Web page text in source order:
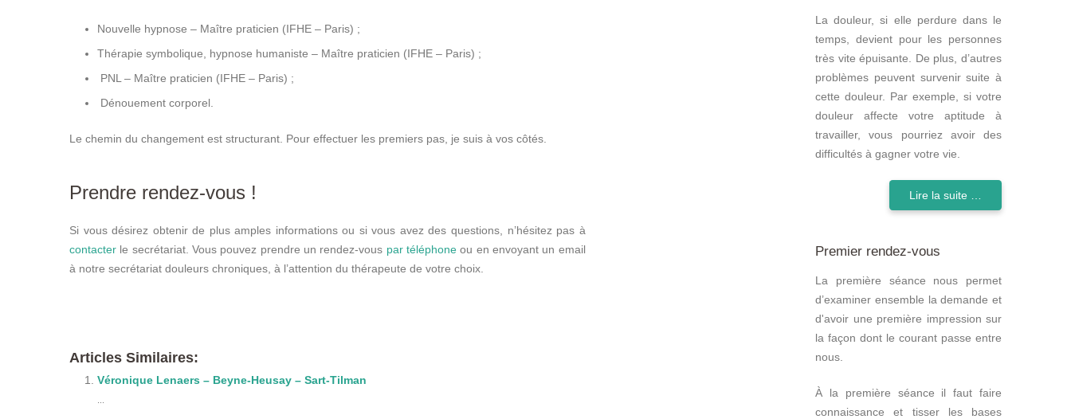
Nouvelle hypnose – Maître praticien (IFHE – Paris) ;
Thérapie symbolique, hypnose humaniste – Maître praticien (IFHE – Paris) ;
PNL – Maître praticien (IFHE – Paris) ;
Dénouement corporel.
Le chemin du changement est structurant. Pour effectuer les premiers pas, je suis à vos côtés.
Prendre rendez-vous !
Si vous désirez obtenir de plus amples informations ou si vous avez des questions, n’hésitez pas à
contacter le secrétariat. Vous pouvez prendre un rendez-vous par téléphone ou en envoyant un email
à notre secrétariat douleurs chroniques, à l’attention du thérapeute de votre choix.
Articles Similaires:
Véronique Lenaers – Beyne-Heusay – Sart-Tilman
La douleur, si elle perdure dans le
temps, devient pour les personnes
très vite épuisante. De plus, d’autres
problèmes peuvent survenir suite à
cette douleur. Par exemple, si votre
douleur affecte votre aptitude à
travailler, vous pourriez avoir des
difficultés à gagner votre vie.
Lire la suite …
Premier rendez-vous
La première séance nous permet
d’examiner ensemble la demande et
d'avoir une première impression sur
la façon dont le courant passe entre
nous.
À la première séance il faut faire
connaissance et tisser les bases